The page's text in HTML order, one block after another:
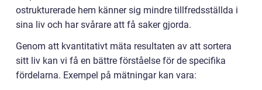
ostrukturerade hem känner sig mindre tillfredsställda i
sina liv och har svårare att få saker gjorda.
Genom att kvantitativt mäta resultaten av att sortera
sitt liv kan vi få en bättre förståelse för de specifika
fördelarna. Exempel på mätningar kan vara: